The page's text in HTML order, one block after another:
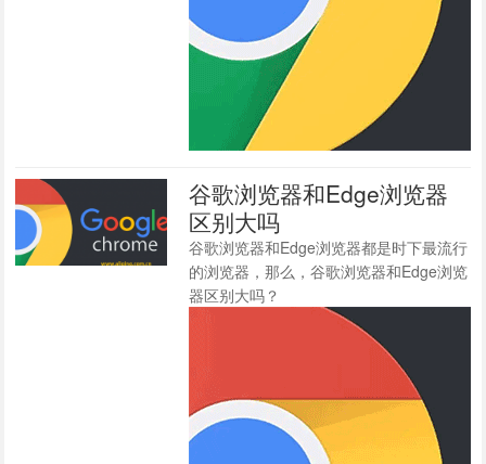
谷歌浏览器和Edge浏览器
区别大吗
谷歌浏览器和Edge浏览器都是时下最流行
的浏览器，那么，谷歌浏览器和Edge浏览
器区别大吗？